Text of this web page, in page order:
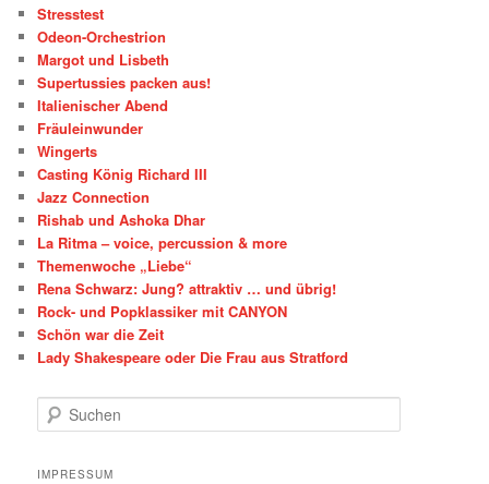
Stresstest
Odeon-Orchestrion
Margot und Lisbeth
Supertussies packen aus!
Italienischer Abend
Fräuleinwunder
Wingerts
Casting König Richard III
Jazz Connection
Rishab und Ashoka Dhar
La Ritma – voice, percussion & more
Themenwoche „Liebe“
Rena Schwarz: Jung? attraktiv … und übrig!
Rock- und Popklassiker mit CANYON
Schön war die Zeit
Lady Shakespeare oder Die Frau aus Stratford
u
h
IMPRESSUM